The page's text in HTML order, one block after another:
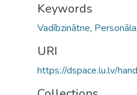
Keywords
Vadībzinātne, Personāla,
URI
https://dspace.lu.lv/